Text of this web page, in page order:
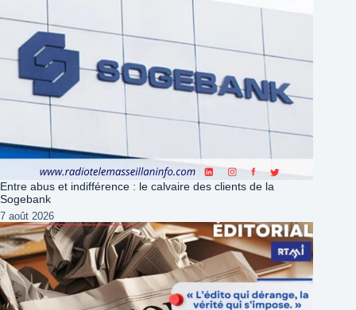
Entre abus et indifférence : le calvaire des clients de la
Sogebank
7 août 2026